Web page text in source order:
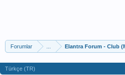
Forumlar Elantra Forum - Club
Türkçe (TR)